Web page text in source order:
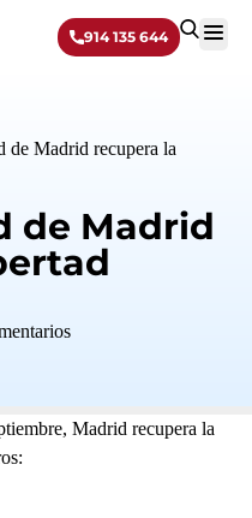
914 135 644
de Madrid recupera la
de Madrid
Madrid recupera la